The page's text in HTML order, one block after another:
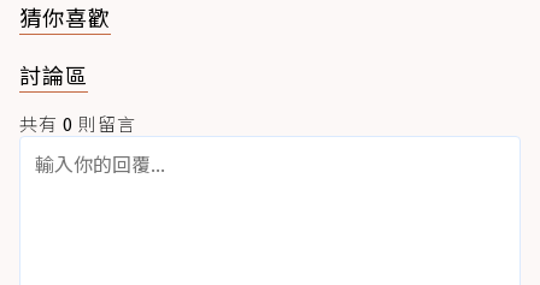
猜你喜歡
討論區
共有 0 則留言